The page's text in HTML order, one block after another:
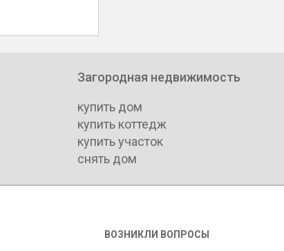
Загородная недвижимость
купить дом
купить коттедж
купить участок
снять дом
ВОЗНИКЛИ ВОПРОСЫ